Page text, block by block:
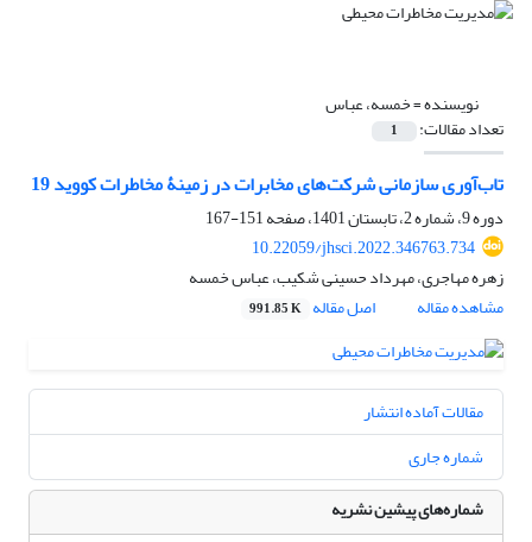
نویسنده =خمسه، عباس
تعداد مقالات: 1
تاب‌آوری سازمانی شرکت‌های مخابرات در زمینۀ مخاطرات کووید 19
دوره 9، شماره 2، تابستان 1401، صفحه
151-167
10.22059/jhsci.2022.346763.734
زهره مهاجری، مهرداد حسینی شکیب، عباس خمسه
مشاهده مقاله
اصل مقاله 991.85 K
مقالات آماده انتشار
شماره جاری
شماره‌های پیشین نشریه